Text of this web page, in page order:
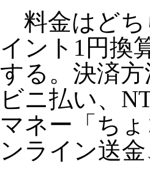
料金はどち
イント1円換
する。決済
ビニ払い、
マネー「ち
ンライン送